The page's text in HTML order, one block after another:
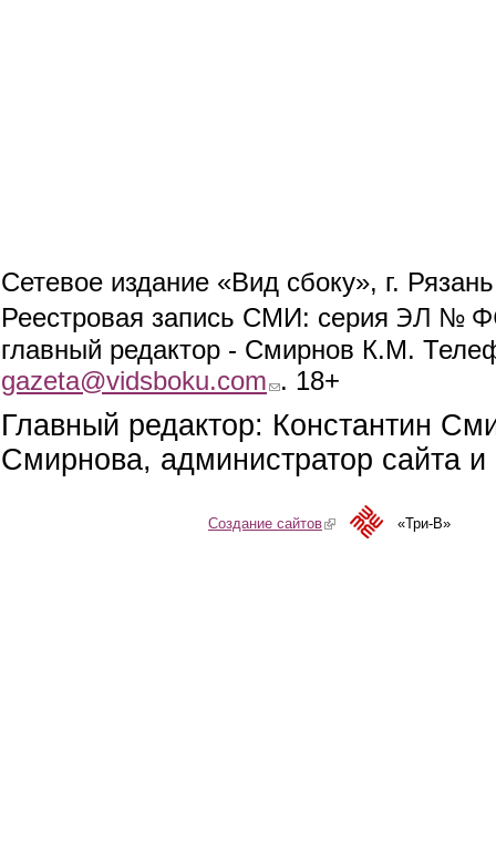
Сетевое издание «Вид сбоку», г.
Реестровая запись СМИ: серия ЭЛ №
главный редактор - Смирнов К.М.
gazeta@vidsboku.com (link sends e-mail)
. 18+
Главный редактор: Константин
Смирнова, администратор сайта
Создание сайтов(link is external)«Три-В»